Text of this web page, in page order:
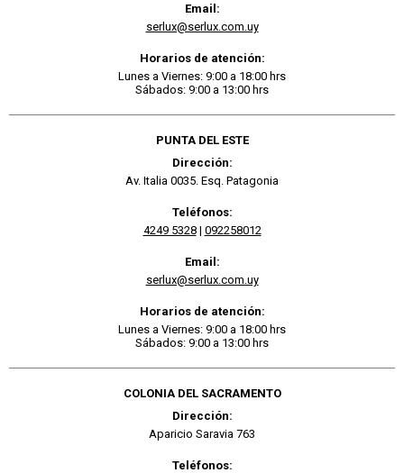
Email:
serlux@serlux.com.uy
Horarios de atención:
Lunes a Viernes: 9:00 a 18:00 hrs
Sábados: 9:00 a 13:00 hrs
PUNTA DEL ESTE
Dirección:
Av. Italia 0035. Esq. Patagonia
Teléfonos:
4249 5328| 092258012
Email:
serlux@serlux.com.uy
Horarios de atención:
Lunes a Viernes: 9:00 a 18:00 hrs
Sábados: 9:00 a 13:00 hrs
COLONIA DEL SACRAMENTO
Dirección:
Aparicio Saravia 763
Teléfonos: